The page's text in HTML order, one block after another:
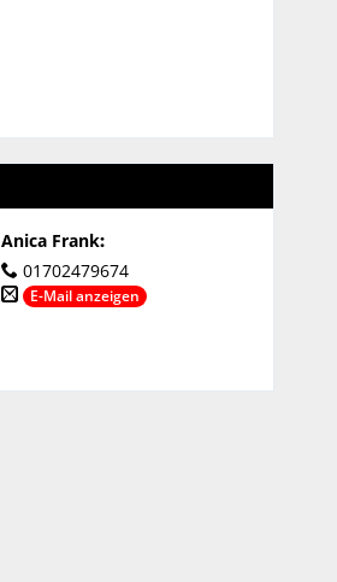
Anica Frank:
01702479674
E-Mail anzeigen